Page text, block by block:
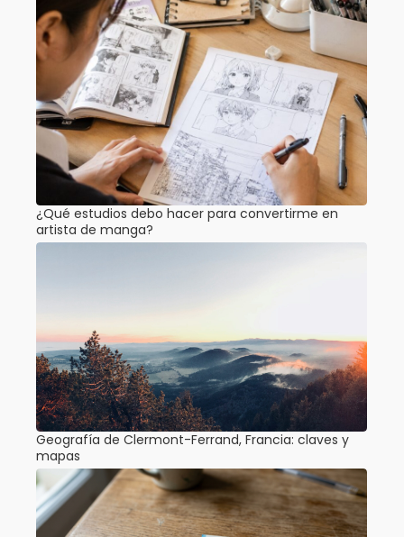
¿Qué estudios debo hacer para convertirme en
artista de manga?
Geografía de Clermont-Ferrand, Francia: claves y
mapas